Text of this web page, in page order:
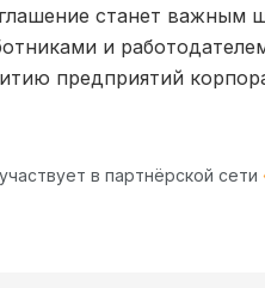
станет важным
и
предприятий
в партнёрской сети